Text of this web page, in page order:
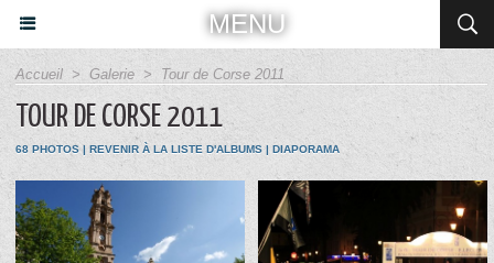
MENU
Accueil > Galerie > Tour de Corse 2011
TOUR DE CORSE 2011
68 PHOTOS | REVENIR À LA LISTE D'ALBUMS | DIAPORAMA